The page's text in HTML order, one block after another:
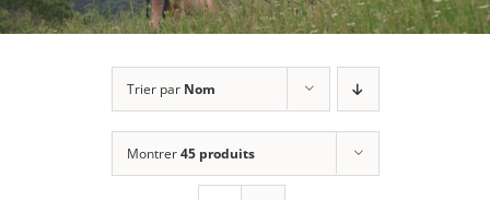
Trier par Nom
Montrer45 produits